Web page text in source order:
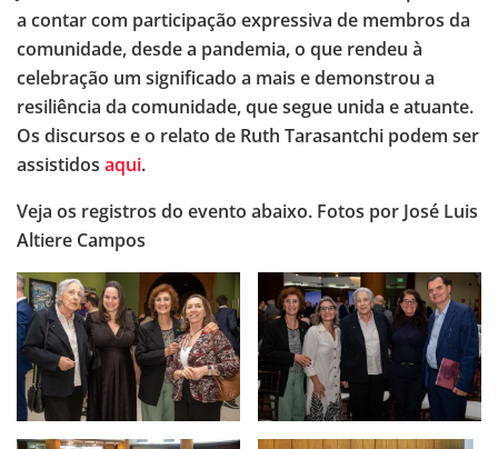
a contar com participação expressiva de membros da
comunidade, desde a pandemia, o que rendeu à
celebração um significado a mais e demonstrou a
resiliência da comunidade, que segue unida e atuante.
Os discursos e o relato de Ruth Tarasantchi podem ser
assistidos aqui.
Veja os registros do evento abaixo. Fotos por José Luis
Altiere Campos